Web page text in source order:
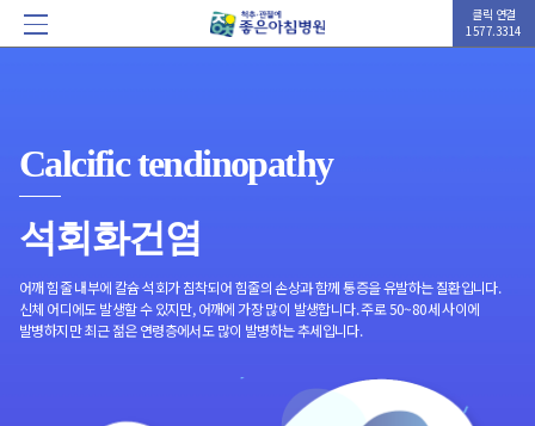
클릭 연결
1577.3314
Calcific tendinopathy
석회화건염
어깨 힘줄 내부에 칼슘 석회가 침착되어 힘줄의 손상과 함께 통증을 유발하는 질환입니다.
신체 어디에도 발생할 수 있지만, 어깨에 가장 많이 발생합니다. 주로 50~80세 사이에
발병하지만 최근 젊은 연령층에서도 많이 발병하는 추세입니다.